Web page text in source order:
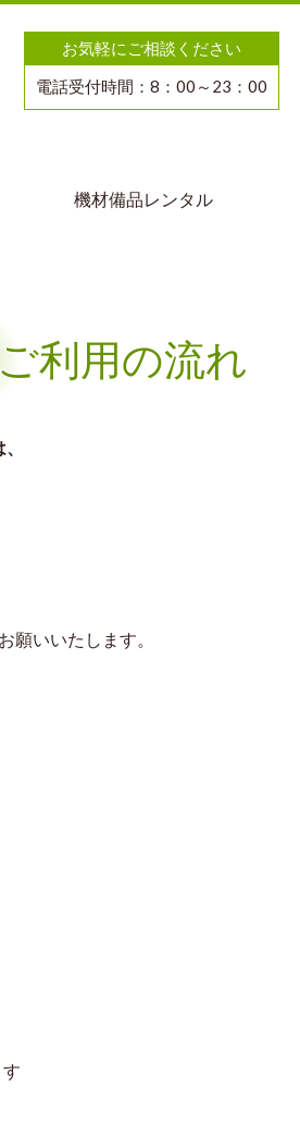
お気軽にご相談ください
電話受付時間：8：00～23：00
機材備品レンタル
利用の流れ
いいたします。